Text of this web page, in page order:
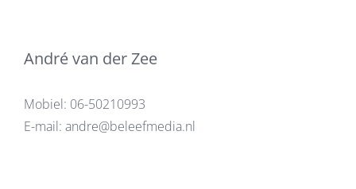
André van der Zee
Mobiel: 06-50210993
E-mail: andre@beleefmedia.nl